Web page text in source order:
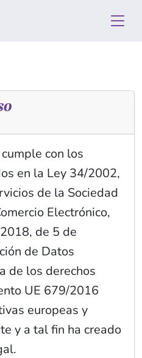
con los
en la Ley 34/2002,
de la Sociedad
Electrónico,
de 5 de
de Datos
de los derechos
UE 679/2016
europeas y
y a tal fin ha creado